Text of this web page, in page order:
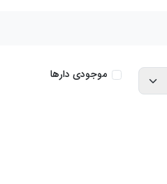
موجودی دارها